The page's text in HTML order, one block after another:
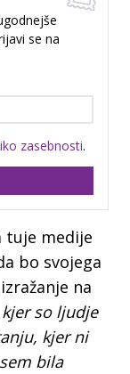
se na
zasebnosti.
tuje medije
bo svojega
na
so ljudje
kjer ni
bila